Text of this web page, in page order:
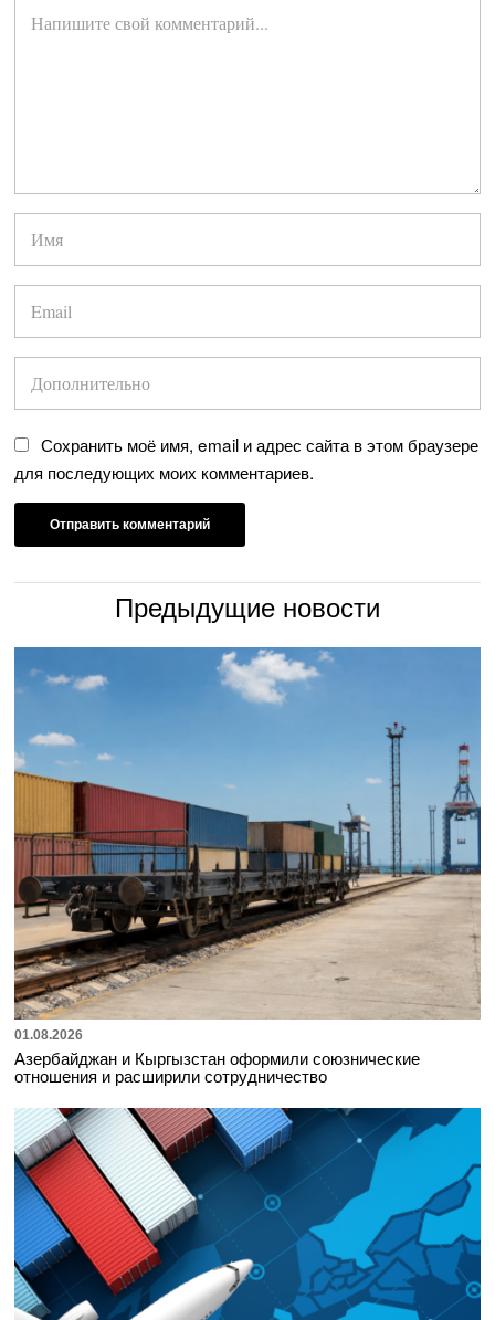
Сохранить моё имя, email и адрес сайта в этом браузере
для последующих моих комментариев.
Предыдущие новости
01.08.2026
Азербайджан и Кыргызстан оформили союзнические
отношения и расширили сотрудничество